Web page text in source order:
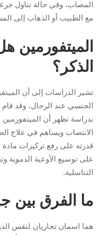
المصاب، وفي حالة تناول
مع الطبيب أو الذهاب إلى
الميتفورمين
الذكر؟
تشير الدراسات إلى أن
الجنسي عند الرجال، وقد قام
بدراسة تظهر أن
الانتصاب ويساهم في علاج
قدرته على رفع تركيزات
على توسيع الأوعية الدموية
التناسلية.
ما الفرق بين
هما اسمان تجاريان لنفس